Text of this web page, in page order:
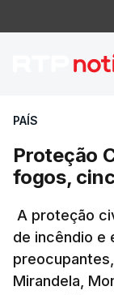
PAÍS
Proteção
fogos,
A proteção
de incêndio e
Mirandela,